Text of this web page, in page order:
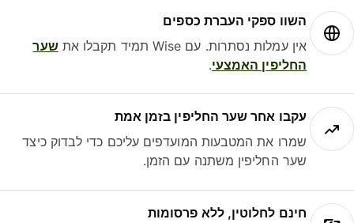
השוו ספקי העברת כספים
אין עמלות נסתרות. עם Wise תמיד תקבלו את
שער
החליפין האמצעי.
עקבו אחר שער החליפין בזמן אמת
שמרו את המטבעות המועדפים עליכם כדי לבדוק כיצד
שער החליפין משתנה עם הזמן.
חינם לחלוטין, ללא פרסומות